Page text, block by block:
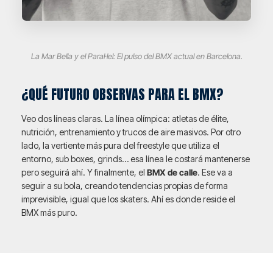
La Mar Bella y el Paral·lel: El pulso del BMX actual en Barcelona.
¿QUÉ FUTURO OBSERVAS PARA EL BMX?
Veo dos líneas claras. La línea olímpica: atletas de élite,
nutrición, entrenamiento y trucos de aire masivos. Por otro
lado, la vertiente más pura del freestyle que utiliza el
entorno, sub boxes, grinds… esa línea le costará mantenerse
pero seguirá ahí. Y finalmente, el BMX de calle. Ese va a
seguir a su bola, creando tendencias propias de forma
imprevisible, igual que los skaters. Ahí es donde reside el
BMX más puro.